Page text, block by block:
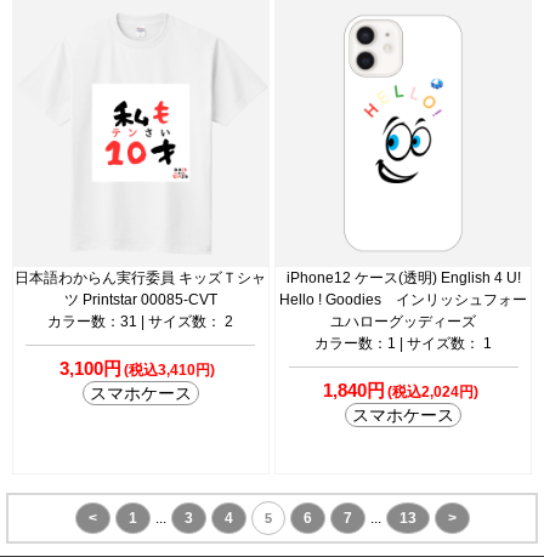
日本語わからん実行委員 キッズＴシャ
ツ Printstar 00085-CVT
カラー数：31 | サイズ数： 2
3,100円 (税込3,410円)
スマホケース
iPhone12 ケース(透明) English 4 U!
Hello ! Goodies インリッシュフォー
ユハローグッディーズ
カラー数：1 | サイズ数： 1
1,840円 (税込2,024円)
スマホケース
< 1 ... 3 4 5 6 7 ... 13 >